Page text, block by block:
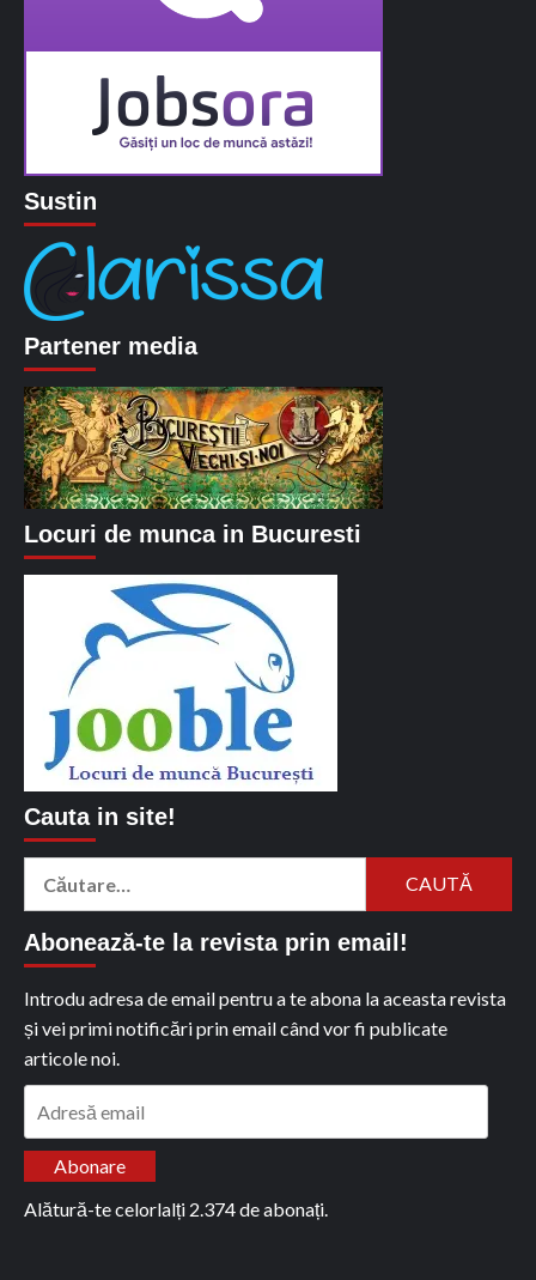
Sustin
Partener media
Locuri de munca in Bucuresti
Cauta in site!
Abonează-te la revista prin email!
Introdu adresa de email pentru a te abona la aceasta revista
și vei primi notificări prin email când vor fi publicate
articole noi.
Abonare
Alătură-te celorlalți 2.374 de abonați.